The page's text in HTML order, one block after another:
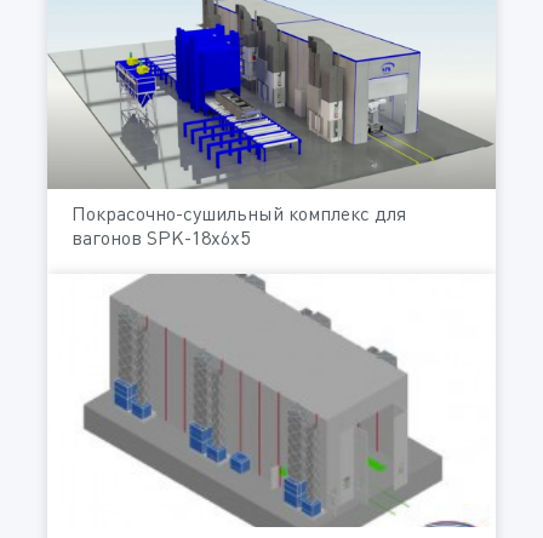
Покрасочно-сушильный комплекс для
вагонов SPK-18x6x5